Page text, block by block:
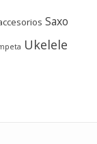
Saxo
Ukelele